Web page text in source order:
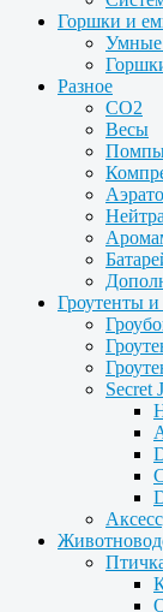
Горшки и
Умные
Разное
CO2
Весы
Гроутенты
Secret